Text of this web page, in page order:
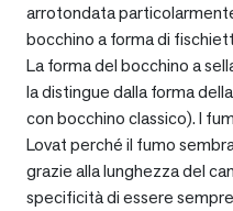
arrotondata
bocchino a forma di
La forma del bocchino a
la distingue dalla forma
con bocchino classico). I
Lovat perché il fumo
grazie alla lunghezza del
specificità di essere